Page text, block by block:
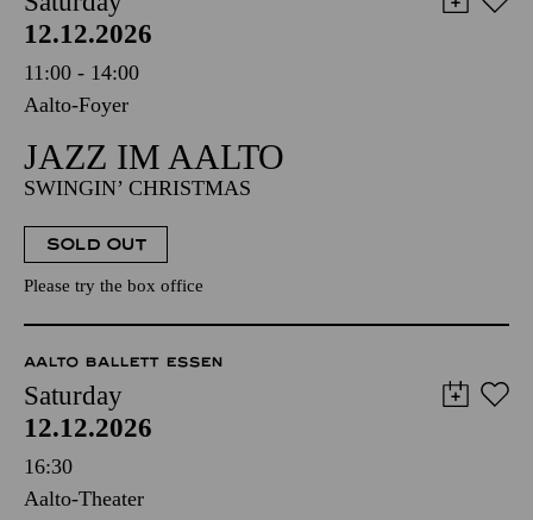
12.12.2026
11:00 - 14:00
Aalto-Foyer
JAZZ IM AALTO
SWINGIN’ CHRISTMAS
SOLD OUT
Please try the box office
AALTO BALLETT ESSEN
Saturday
12.12.2026
16:30
Aalto-Theater